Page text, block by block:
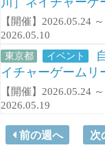
【開催】2026.05.24
2026.05.10
東京都 イベント
イチャーゲームリ
【開催】2026.05.24
2026.05.19
前の週へ 次